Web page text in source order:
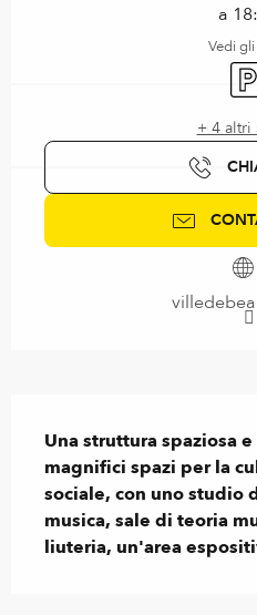
a
Vedi
+ 4 altri
Una struttura spaziosa
magnifici spazi per la
sociale, con uno studio
musica, sale di teoria
liuteria, un'area